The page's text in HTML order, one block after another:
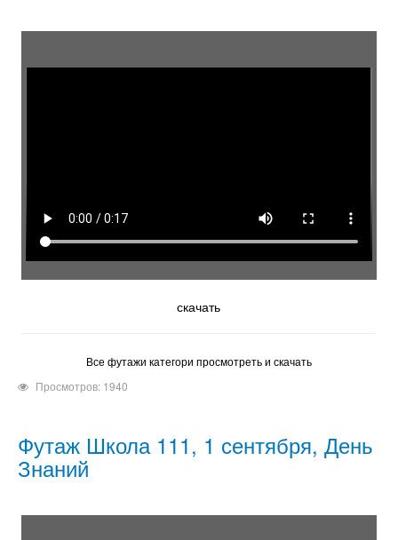
скачать
Все футажи категори просмотреть и скачать
Просмотров: 1940
Футаж Школа 111, 1 сентября, День
Знаний